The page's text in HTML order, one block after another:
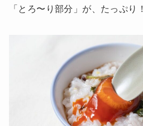
「とろ〜り部分」が、たっぷり！